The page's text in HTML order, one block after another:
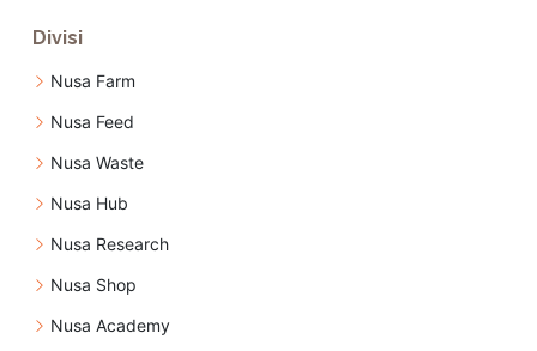
Divisi
Nusa Farm
Nusa Feed
Nusa Waste
Nusa Hub
Nusa Research
Nusa Shop
Nusa Academy